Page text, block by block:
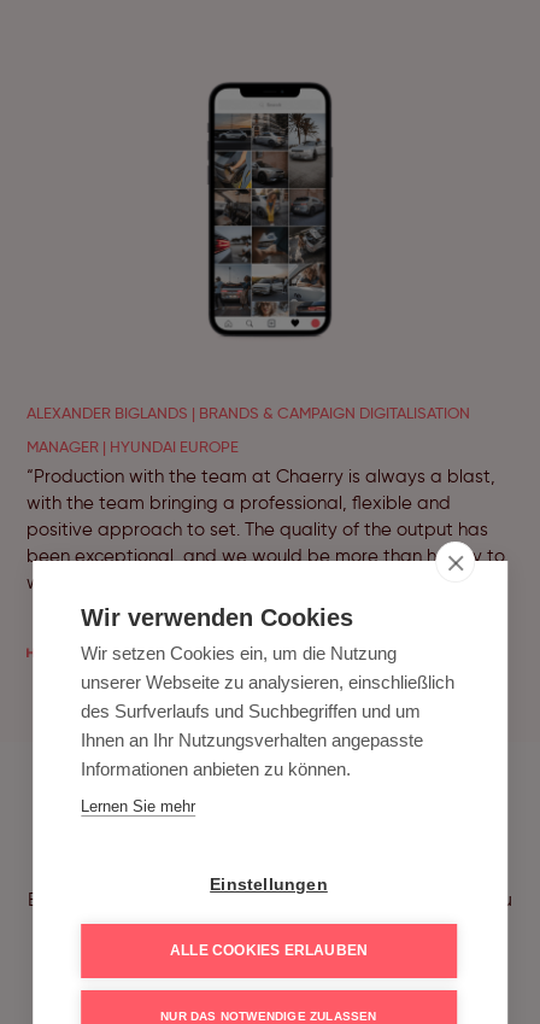
ALEXANDER BIGLANDS | BRANDS & CAMPAIGN DIGITALISATION
MANAGER | HYUNDAI EUROPE
“Production with the team at Chaerry is always a blast,
with the team bringing a professional, flexible and
positive approach to set. The quality of the output has
been exceptional, and we would be more than happy to
work with the team again.”
Bereit, deine Social Media Kanäle auf ein neues Level zu
heben? Wir produzierenSocial Media
Content
Wir verwenden Cookies
Wir setzen Cookies ein, um die Nutzung
unserer Webseite zu analysieren, einschließlich
des Surfverlaufs und Suchbegriffen und um
Ihnen an Ihr Nutzungsverhalten angepasste
Informationen anbieten zu können.
Lernen Sie mehr
Einstellungen
ALLE COOKIES ERLAUBEN
NUR DAS NOTWENDIGE ZULASSEN